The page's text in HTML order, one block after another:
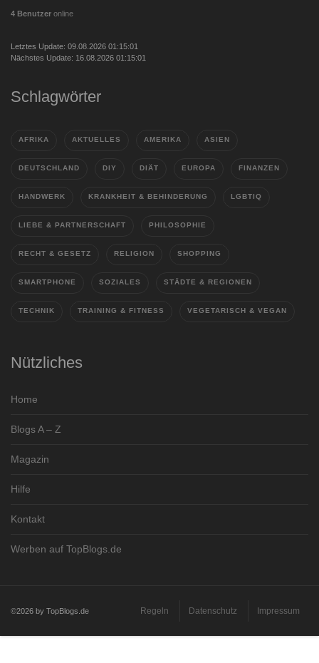
4 Benutzer online
Letztes Update: 09.08.2026 01:15:01
Nächstes Update: 16.08.2026 01:15:01
Schlagwörter
AFRIKA AKTUELLES AMERIKA ASIEN
DEUTSCHLAND DIY DIÄT EUROPA FINANZEN
HANDWERK KRANKHEIT & BEHINDERUNG LGBTIQ
LIEBE & PARTNERSCHAFT PHILOSOPHIE
RECHT & GESETZ RELIGION SHOPPING
SMARTPHONE SOZIALES STÄDTE & REGIONEN
TECHNIK TRAINING & FITNESS VEGETARISCH & VEGAN
Nützliches
Home
Blogs A – Z
Magazin
Hilfe
Kontakt
Werben auf TopBlogs.de
©2026 by TopBlogs.de Regeln Datenschutz Impressum